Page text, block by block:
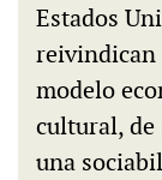
Estados
reivindican
modelo
cultural, de
una